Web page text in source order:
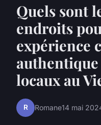
Quels sont
endroits
expérience
authentique
locaux au
R Romane14 mai